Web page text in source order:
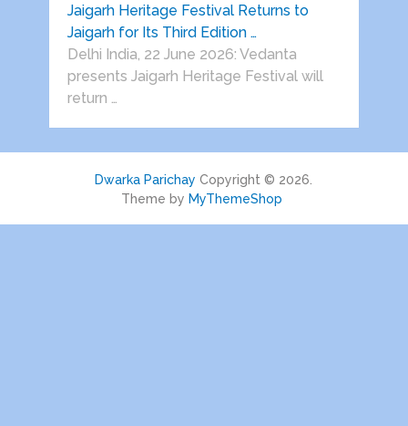
Jaigarh Heritage Festival Returns to
Jaigarh for Its Third Edition …
Delhi India, 22 June 2026: Vedanta
presents Jaigarh Heritage Festival will
return …
Dwarka Parichay Copyright © 2026.
Theme by MyThemeShop